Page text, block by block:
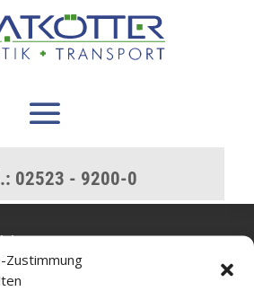
Zustimmung
02523 - 9200-0
+ Transport GmbH & Co.